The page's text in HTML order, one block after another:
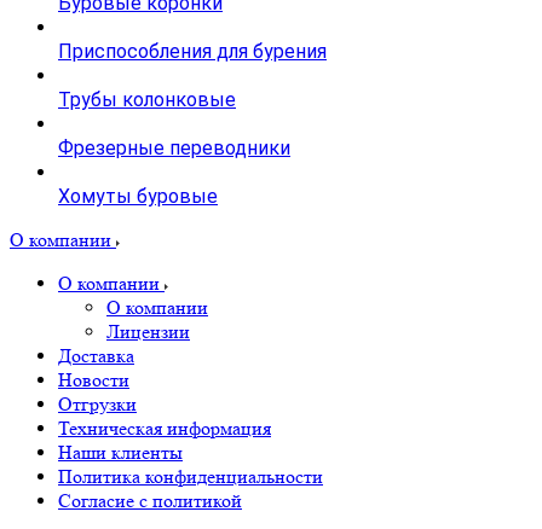
Приспособления для бурения
Трубы колонковые
Фрезерные переводники
Хомуты буровые
О компании
О компании
О компании
Лицензии
Доставка
Новости
Отгрузки
Техническая информация
Наши клиенты
Политика конфиденциальности
Согласие с политикой